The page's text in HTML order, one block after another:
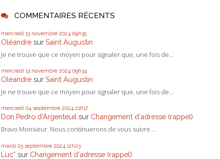
COMMENTAIRES RÉCENTS
mercredi 13 novembre 2024 09h35
Oléandre sur Saint Augustin
Je ne trouve que ce moyen pour signaler que, une fois de...
mercredi 13 novembre 2024 09h34
Oléandre sur Saint Augustin
Je ne trouve que ce moyen pour signaler que, une fois de...
mercredi 04 septembre 2024 21h17
Don Pedro d‘Argenteuil sur Changement d'adresse (rappel)
Bravo Monsieur. Nous continuerons de vous suivre....
mardi 03 septembre 2024 12h23
Luc* sur Changement d'adresse (rappel)